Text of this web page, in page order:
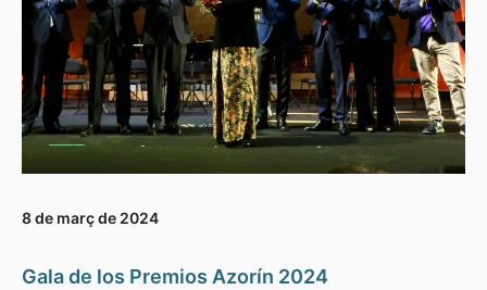
8 de març de 2024
Gala de los Premios Azorín 2024